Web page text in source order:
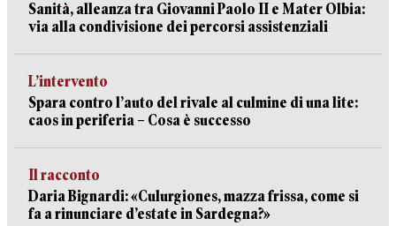
Sanità, alleanza tra Giovanni Paolo II e Mater Olbia:
via alla condivisione dei percorsi assistenziali
L’intervento
Spara contro l’auto del rivale al culmine di una lite:
caos in periferia – Cosa è successo
Il racconto
Daria Bignardi: «Culurgiones, mazza frissa, come si
fa a rinunciare d’estate in Sardegna?»